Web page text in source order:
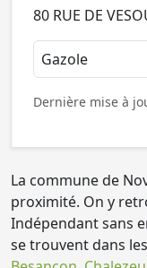
80 RUE DE
Gazole
Dernière mise à
La commune de
proximité. On y
Indépendant sans
se trouvent dans